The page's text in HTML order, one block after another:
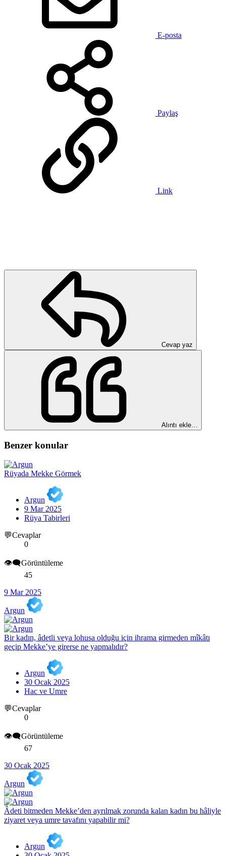
E-posta
Paylaş
Link
Cevap yaz
Alıntı ekle…
Benzer konular
Rüyada Mekke Görmek
Argun
9 Mar 2025
Rüya Tabirleri
💬Cevaplar
0
👁️‍🗨️Görüntüleme
45
9 Mar 2025
Argun
Bir kadın, âdetli veya lohusa olduğu için ihrama girmeden mîkâtı
geçip Mekke’ye girerse ne yapmalıdır?
Argun
30 Ocak 2025
Hac ve Umre
💬Cevaplar
0
👁️‍🗨️Görüntüleme
67
30 Ocak 2025
Argun
Âdeti bitmeden Mekke’den ayrılmak zorunda kalan kadın bu hâliyle
ziyaret veya umre tavafını yapabilir mi?
Argun